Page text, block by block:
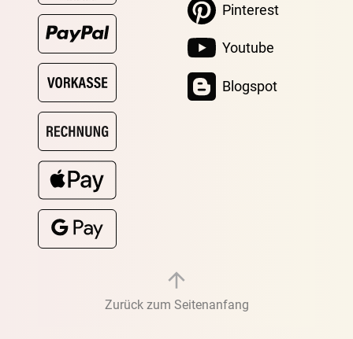
Pinterest
Youtube
Blogspot
Zurück zum Seitenanfang